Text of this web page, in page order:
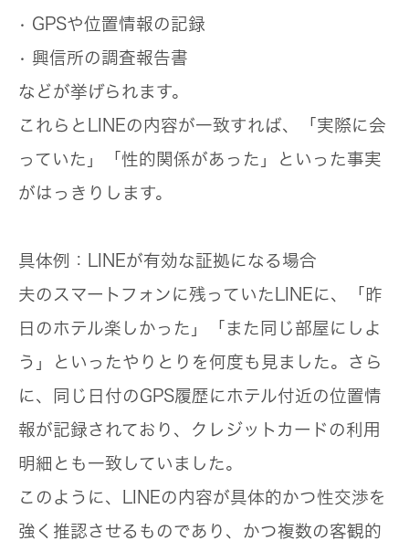
• GPSや位置情報の記録
• 興信所の調査報告書
などが挙げられます。
これらとLINEの内容が一致すれば、「実際に会
っていた」「性的関係があった」といった事実
がはっきりします。
具体例：LINEが有効な証拠になる場合
夫のスマートフォンに残っていたLINEに、「昨
日のホテル楽しかった」「また同じ部屋にしよ
う」といったやりとりを何度も見ました。さら
に、同じ日付のGPS履歴にホテル付近の位置情
報が記録されており、クレジットカードの利用
明細とも一致していました。
このように、LINEの内容が具体的かつ性交渉を
強く推認させるものであり、かつ複数の客観的